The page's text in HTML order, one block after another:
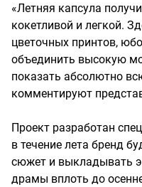
«Летняя капсула
кокетливой и легкой.
цветочных принтов,
объединить высокую
показать абсолютно
комментируют
Проект разработан
в течение лета бренд
сюжет и выкладывать
драмы вплоть до